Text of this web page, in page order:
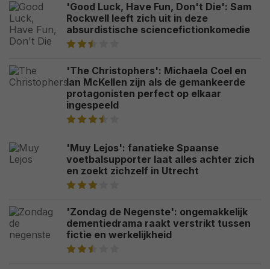
'Good Luck, Have Fun, Don't Die': Sam
Rockwell leeft zich uit in deze
absurdistische sciencefictionkomedie
'The Christophers': Michaela Coel en
Ian McKellen zijn als de gemankeerde
protagonisten perfect op elkaar
ingespeeld
'Muy Lejos': fanatieke Spaanse
voetbalsupporter laat alles achter zich
en zoekt zichzelf in Utrecht
'Zondag de Negenste': ongemakkelijk
dementiedrama raakt verstrikt tussen
fictie en werkelijkheid